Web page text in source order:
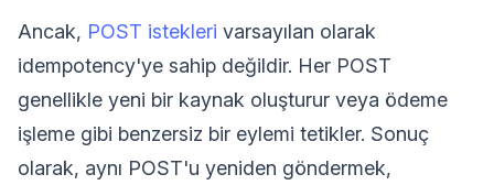
Ancak, POST istekleri varsayılan olarak
idempotency'ye sahip değildir. Her POST
genellikle yeni bir kaynak oluşturur veya ödeme
işleme gibi benzersiz bir eylemi tetikler. Sonuç
olarak, aynı POST'u yeniden göndermek,